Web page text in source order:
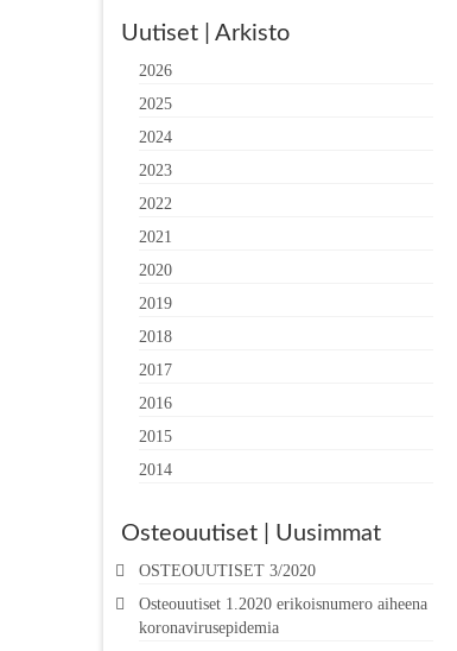
Uutiset | Arkisto
2026
2025
2024
2023
2022
2021
2020
2019
2018
2017
2016
2015
2014
Osteouutiset | Uusimmat
OSTEOUUTISET 3/2020
Osteouutiset 1.2020 erikoisnumero aiheena
koronavirusepidemia